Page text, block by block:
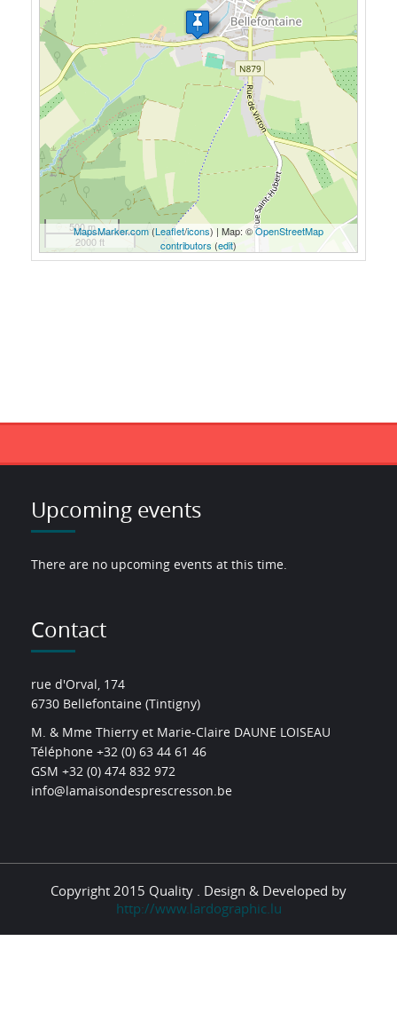
500 m
2000 ft
MapsMarker.com (Leaflet/icons) | Map: ©OpenStreetMap
contributors (edit)
Upcoming events
There are no upcoming events at this time.
Contact
rue d'Orval, 174
6730 Bellefontaine (Tintigny)
M. & Mme Thierry et Marie-Claire DAUNE LOISEAU
Téléphone +32 (0) 63 44 61 46
GSM +32 (0) 474 832 972
info@lamaisondesprescresson.be
Copyright 2015 Quality . Design & Developed by
http://www.lardographic.lu